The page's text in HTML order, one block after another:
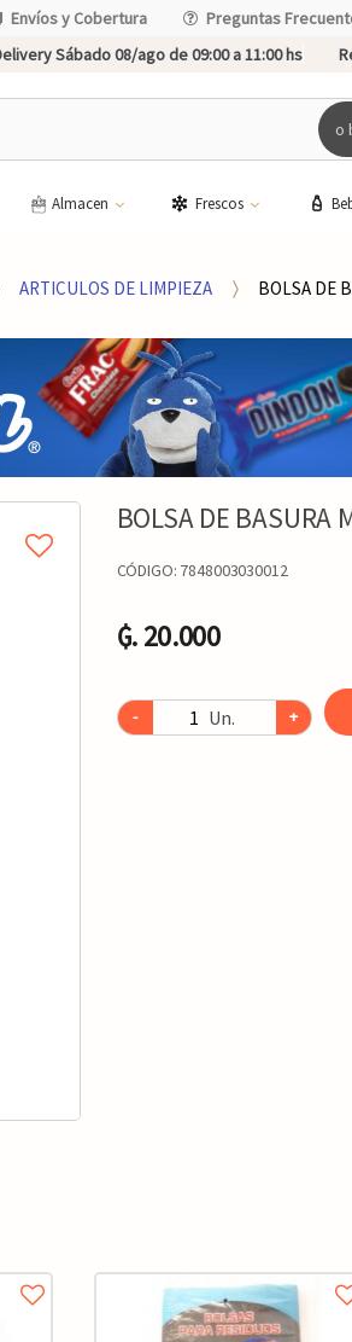
Envíos y Cobertura Preguntas
Sábado 08/ago de 09:00 a 11:00 hs
o
Almacen Frescos
ARTICULOS DE LIMPIEZA BOLSA DE
BOLSA DE BASURA
CÓDIGO: 7848003030012
₲. 20.000
- Un. +